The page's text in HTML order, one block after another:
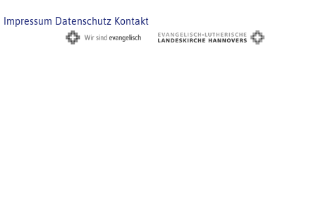
Impressum Datenschutz Kontakt